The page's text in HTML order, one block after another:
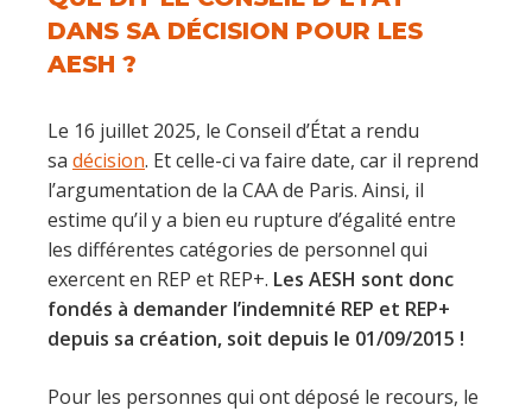
DANS SA DÉCISION POUR LES
AESH ?
Le 16 juillet 2025, le Conseil d’État a rendu
sa décision. Et celle-ci va faire date, car il reprend
l’argumentation de la CAA de Paris. Ainsi, il
estime qu’il y a bien eu rupture d’égalité entre
les différentes catégories de personnel qui
exercent en REP et REP+. Les AESH sont donc
fondés à demander l’indemnité REP et REP+
depuis sa création, soit depuis le 01/09/2015 !
Pour les personnes qui ont déposé le recours, le